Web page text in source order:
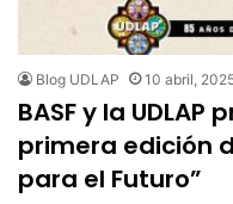
Blog UDLAP 10 abril,
BASF y la
primera edición
para el Futuro”